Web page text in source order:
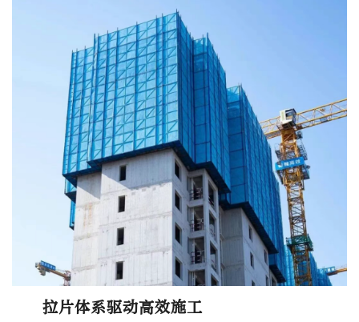
拉片体系驱动高效施工